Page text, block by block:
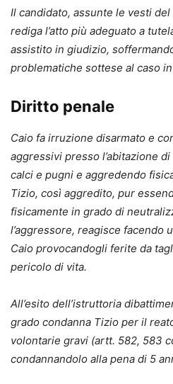
Il candidato, assunte le vesti
rediga l’atto più adeguato a
assistito in giudizio,
problematiche sottese al caso
Diritto penale
Caio fa irruzione disarmato e
aggressivi presso l’abitazione
calci e pugni e aggredendo
Tizio, così aggredito, pur
fisicamente in grado di
l’aggressore, reagisce facendo
Caio provocandogli ferite da
pericolo di vita.
All’esito dell’istruttoria
grado condanna Tizio per il
volontarie gravi (artt. 582, 583
condannandolo alla pena di 5